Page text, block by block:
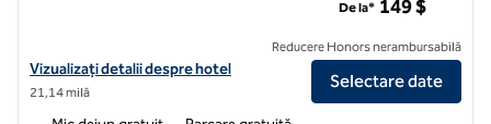
Vizualizați detaliile hotelului pentru Homewood Suites by Hilton
Vizualizați detalii despre hotel
21,14 milă
De la* 149 $
Reducere Honors nerambursabilă
Selectare date